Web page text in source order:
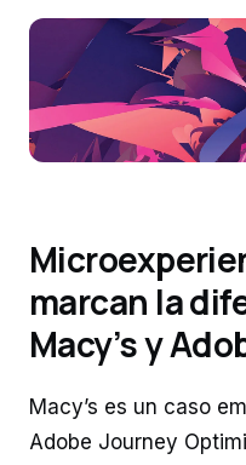
marcan la
Macy’s y
Macy’s es un caso
Adobe Journey